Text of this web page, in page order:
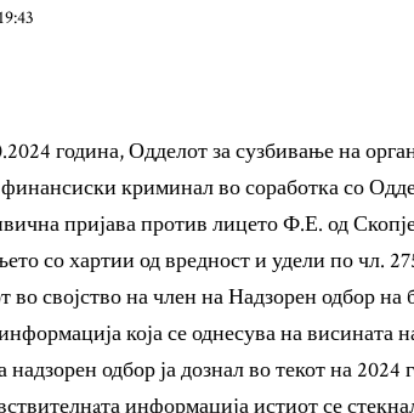
година, Одделот за сузбивање на
криминал во соработка со
пријава против лицето Ф.Е. од
со хартии од вредност и удели по чл.
во својство на член на Надзорен одбор на
која се однесува на висината
надзорен одбор ја дознал во текот на 2024
информација истиот се